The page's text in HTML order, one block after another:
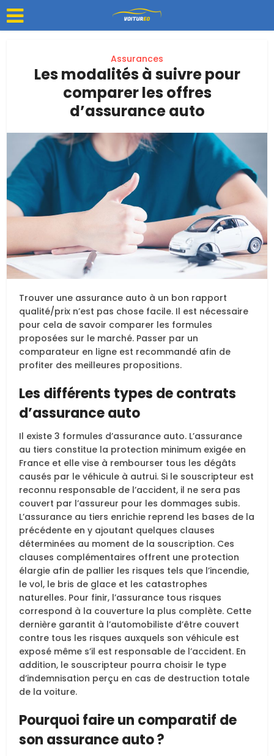
Assurances
Les modalités à suivre pour
comparer les offres
d’assurance auto
Trouver une assurance auto à un bon rapport
qualité/prix n’est pas chose facile. Il est nécessaire
pour cela de savoir comparer les formules
proposées sur le marché. Passer par un
comparateur en ligne est recommandé afin de
profiter des meilleures propositions.
Les différents types de contrats
d’assurance auto
Il existe 3 formules d’assurance auto. L’assurance
au tiers constitue la protection minimum exigée en
France et elle vise à rembourser tous les dégâts
causés par le véhicule à autrui. Si le souscripteur est
reconnu responsable de l’accident, il ne sera pas
couvert par l’assureur pour les dommages subis.
L’assurance au tiers enrichie reprend les bases de la
précédente en y ajoutant quelques clauses
déterminées au moment de la souscription. Ces
clauses complémentaires offrent une protection
élargie afin de pallier les risques tels que l’incendie,
le vol, le bris de glace et les catastrophes
naturelles. Pour finir, l’assurance tous risques
correspond à la couverture la plus complète. Cette
dernière garantit à l’automobiliste d’être couvert
contre tous les risques auxquels son véhicule est
exposé même s’il est responsable de l’accident. En
addition, le souscripteur pourra choisir le type
d’indemnisation perçu en cas de destruction totale
de la voiture.
Pourquoi faire un comparatif de
son assurance auto ?